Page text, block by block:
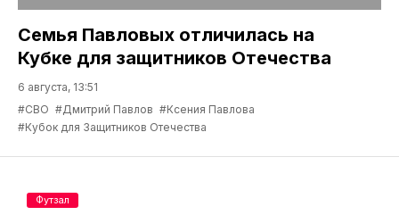
Семья Павловых отличилась на
Кубке для защитников Отечества
6 августа, 13:51
#СВО #Дмитрий Павлов #Ксения Павлова
#Кубок для Защитников Отечества
Футзал